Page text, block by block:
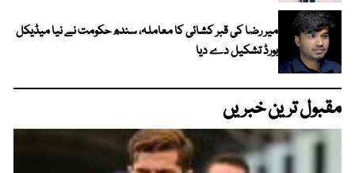
میر رضا کی قبر کشائی کا معاملہ، سندھ حکومت نے نیا میڈیکل
بورڈ تشکیل دے دیا
مقبول ترین خبریں